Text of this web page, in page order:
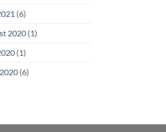
(6)
2020(1)
(1)
(6)